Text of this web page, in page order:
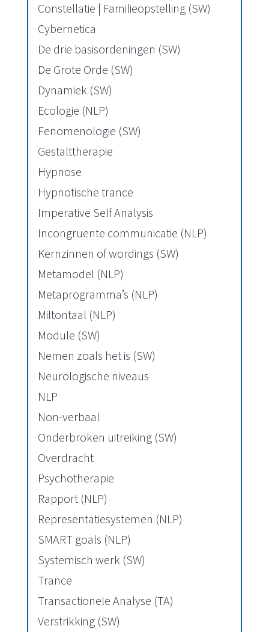
Constellatie | Familieopstelling (SW)
Cybernetica
De drie basisordeningen (SW)
De Grote Orde (SW)
Dynamiek (SW)
Ecologie (NLP)
Fenomenologie (SW)
Gestalttherapie
Hypnose
Hypnotische trance
Imperative Self Analysis
Incongruente communicatie (NLP)
Kernzinnen of wordings (SW)
Metamodel (NLP)
Metaprogramma’s (NLP)
Miltontaal (NLP)
Module (SW)
Nemen zoals het is (SW)
Neurologische niveaus
NLP
Non-verbaal
Onderbroken uitreiking (SW)
Overdracht
Psychotherapie
Rapport (NLP)
Representatiesystemen (NLP)
SMART goals (NLP)
Systemisch werk (SW)
Trance
Transactionele Analyse (TA)
Verstrikking (SW)